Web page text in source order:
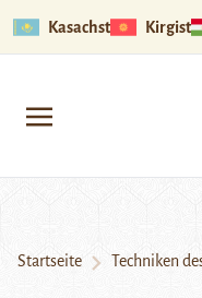
Kasachstan
Startseite Techniken